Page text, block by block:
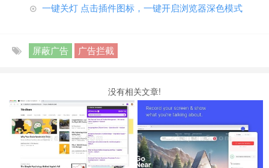
一键关灯 点击插件图标，一键开启浏览器深色模式
屏蔽广告 广告拦截
没有相关文章!